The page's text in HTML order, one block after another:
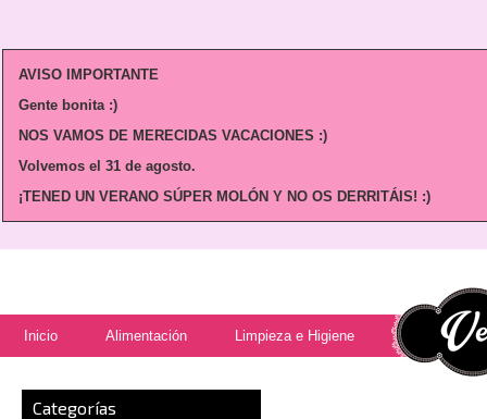
AVISO IMPORTANTE
Gente bonita :)
NOS VAMOS DE MERECIDAS VACACIONES :)
Volvemos el 31 de agosto.
¡TENED UN VERANO SÚPER MOLÓN Y NO OS DERRITÁIS! :)
Inicio Alimentación Limpieza e Higiene
Categorías